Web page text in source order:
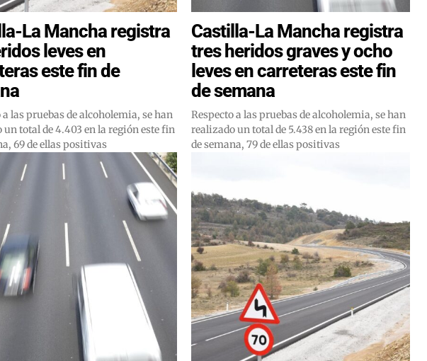
La Mancha registra
leves en
este fin de
a las pruebas de alcoholemia, se han
un total de 4.403 en la región este fin
69 de ellas positivas
Castilla-La Mancha registra
tres heridos graves y ocho
leves en carreteras este fin
de semana
Respecto a las pruebas de alcoholemia, se han
realizado un total de 5.438 en la región este fin
de semana, 79 de ellas positivas